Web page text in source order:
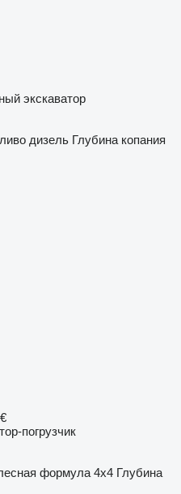
экскаватор
дизель Глубина копания
погрузчик
формула 4x4 Глубина